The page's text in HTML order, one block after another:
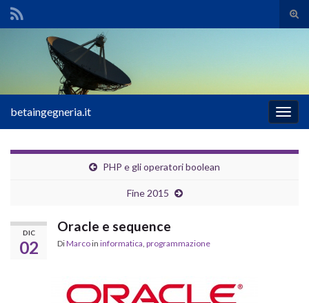
il
Search for:
la
betaingegneria.it
PHP e gli operatori boolean
Fine 2015
DIC
02
Oracle e sequence
DiMarcoin informatica programmazione